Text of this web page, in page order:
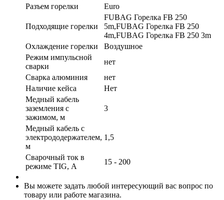
Разъем горелки
Euro
Подходящие горелки
FUBAG Горелка FB 250
5m,FUBAG Горелка FB 250
4m,FUBAG Горелка FB 250 3m
Охлаждение горелки
Воздушное
Режим импульсной
сварки
нет
Сварка алюминия
нет
Наличие кейса
Нет
Медный кабель
заземления с
зажимом, м
3
Медный кабель с
электрододержателем,
м
1,5
Сварочный ток в
режиме TIG, А
15 - 200
Вы можете задать любой интересующий вас вопрос по
товару или работе магазина.